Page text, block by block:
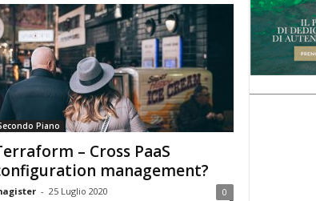
Piano
– Cross PaaS
management?
- 25 Luglio 2020 0